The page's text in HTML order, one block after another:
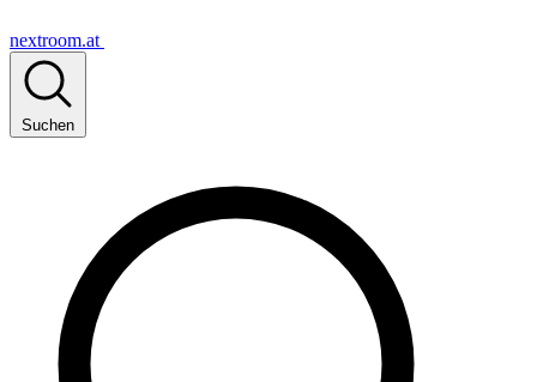
nextroom.at
Suchen